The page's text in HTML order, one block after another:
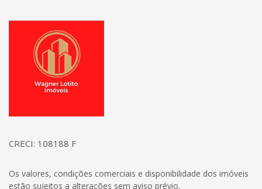
Página inicial
CRECI: 108188 F
Os valores, condições comerciais e disponibilidade dos imóveis
estão sujeitos a alterações sem aviso prévio.